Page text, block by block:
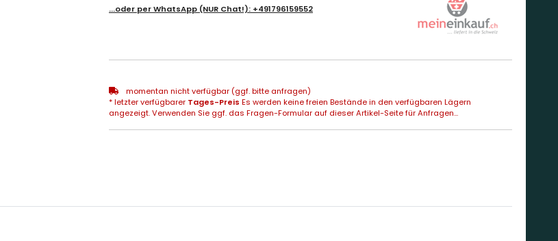
...oder perWhatsApp (NUR Chat!): +491796159552
momentan nicht verfügbar (ggf. bitte anfragen)
* letzter verfügbarer Tages-Preis Es werden keine freien Bestände in den verfügbaren Lägern
angezeigt. Verwenden Sie ggf. das Fragen-Formular auf dieser Artikel-Seite für Anfragen...